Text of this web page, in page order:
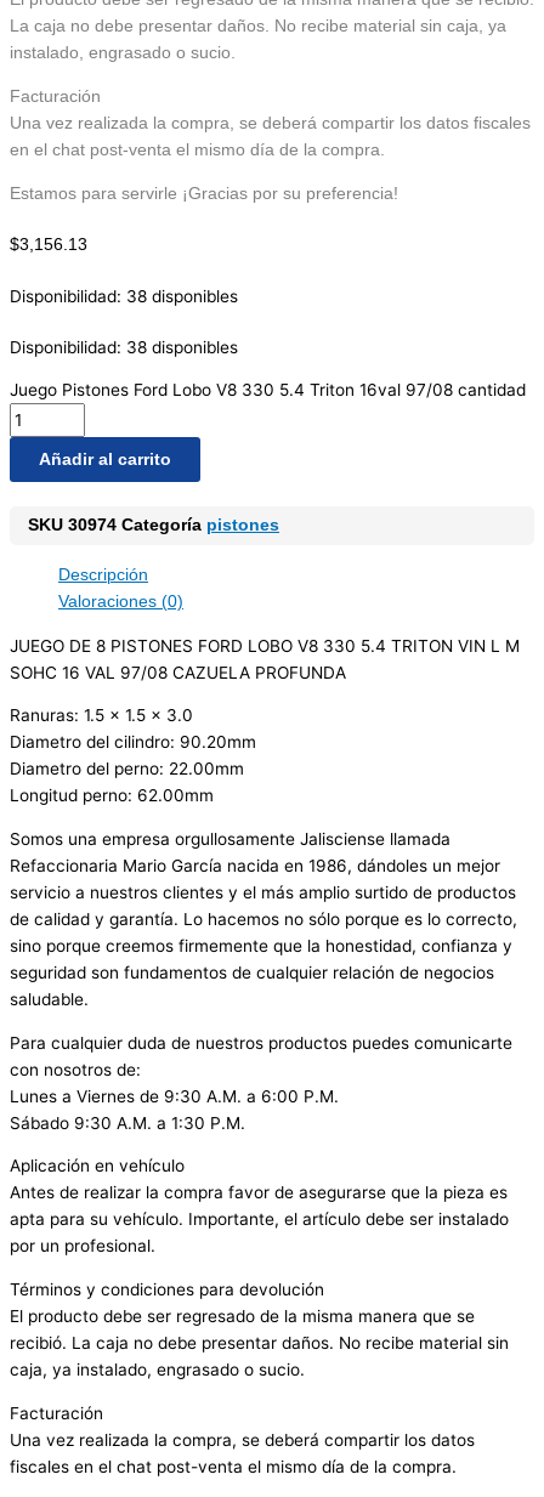
La caja no debe presentar daños. No recibe material sin caja, ya
instalado, engrasado o sucio.
Facturación
Una vez realizada la compra, se deberá compartir los datos fiscales
en el chat post-venta el mismo día de la compra.
Estamos para servirle ¡Gracias por su preferencia!
$3,156.13
Disponibilidad: 38 disponibles
Disponibilidad: 38 disponibles
Juego Pistones Ford Lobo V8 330 5.4 Triton 16val 97/08 cantidad
Añadir al carrito
SKU 30974 Categoría pistones
Descripción
Valoraciones (0)
JUEGO DE 8 PISTONES FORD LOBO V8 330 5.4 TRITON VIN L M
SOHC 16 VAL 97/08 CAZUELA PROFUNDA
Ranuras: 1.5 x 1.5 x 3.0
Diametro del cilindro: 90.20mm
Diametro del perno: 22.00mm
Longitud perno: 62.00mm
Somos una empresa orgullosamente Jalisciense llamada
Refaccionaria Mario García nacida en 1986, dándoles un mejor
servicio a nuestros clientes y el más amplio surtido de productos
de calidad y garantía. Lo hacemos no sólo porque es lo correcto,
sino porque creemos firmemente que la honestidad, confianza y
seguridad son fundamentos de cualquier relación de negocios
saludable.
Para cualquier duda de nuestros productos puedes comunicarte
con nosotros de:
Lunes a Viernes de 9:30 A.M. a 6:00 P.M.
Sábado 9:30 A.M. a 1:30 P.M.
Aplicación en vehículo
Antes de realizar la compra favor de asegurarse que la pieza es
apta para su vehículo. Importante, el artículo debe ser instalado
por un profesional.
Términos y condiciones para devolución
El producto debe ser regresado de la misma manera que se
recibió. La caja no debe presentar daños. No recibe material sin
caja, ya instalado, engrasado o sucio.
Facturación
Una vez realizada la compra, se deberá compartir los datos
fiscales en el chat post-venta el mismo día de la compra.